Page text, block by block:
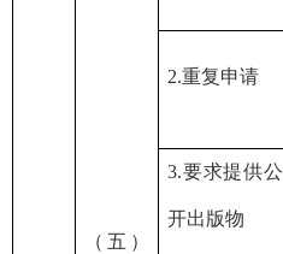
（五）
2.重复申请
3.要求提供公
开出版物